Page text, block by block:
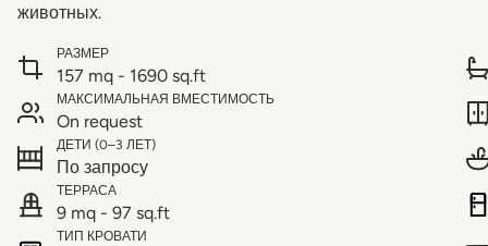
животных.
РАЗМЕР
157 mq - 1690 sq.ft
МАКСИМАЛЬНАЯ ВМЕСТИМОСТЬ
On request
ДЕТИ (0–3 ЛЕТ)
По запросу
ТЕРРАСА
9 mq - 97 sq.ft
ТИП КРОВАТИ